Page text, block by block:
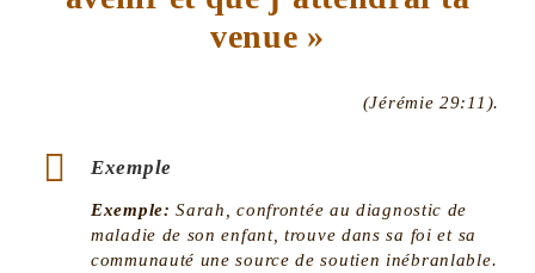
venue »
(Jérémie 29:11).
Exemple
Exemple: Sarah, confrontée au diagnostic de
maladie de son enfant, trouve dans sa foi et sa
communauté une source de soutien inébranlable.